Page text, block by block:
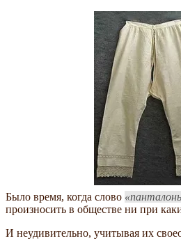
Было время, когда слово
произносить в обществе ни при
И неудивительно, учитывая их